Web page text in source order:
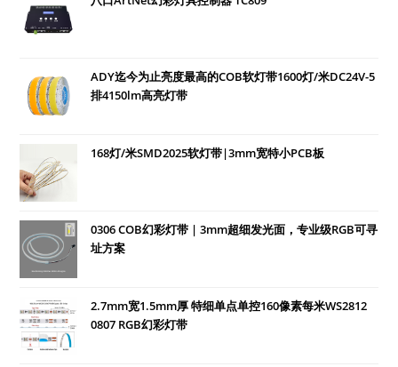
ADY迄今为止亮度最高的COB软灯带1600灯/米DC24V-5
排4150lm高亮灯带
168灯/米SMD2025软灯带|3mm宽特小PCB板
0306 COB幻彩灯带 | 3mm超细发光面，专业级RGB可寻
址方案
2.7mm宽1.5mm厚 特细单点单控160像素每米WS2812
0807 RGB幻彩灯带